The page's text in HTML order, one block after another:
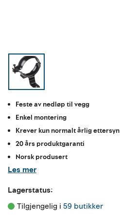
Feste av nedløp til vegg
Enkel montering
Krever kun normalt årlig ettersyn
20 års produktgaranti
Norsk produsert
Les mer
Lagerstatus:
Tilgjengelig i 59 butikker